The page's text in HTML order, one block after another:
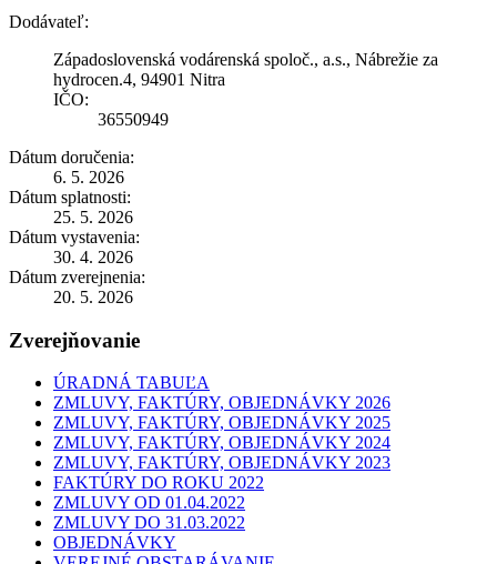
Dodávateľ:
Západoslovenská vodárenská spoloč., a.s., Nábrežie za
hydrocen.4, 94901 Nitra
IČO:
36550949
Dátum doručenia:
6. 5. 2026
Dátum splatnosti:
25. 5. 2026
Dátum vystavenia:
30. 4. 2026
Dátum zverejnenia:
20. 5. 2026
Zverejňovanie
ÚRADNÁ TABUĽA
ZMLUVY, FAKTÚRY, OBJEDNÁVKY 2026
ZMLUVY, FAKTÚRY, OBJEDNÁVKY 2025
ZMLUVY, FAKTÚRY, OBJEDNÁVKY 2024
ZMLUVY, FAKTÚRY, OBJEDNÁVKY 2023
FAKTÚRY DO ROKU 2022
ZMLUVY OD 01.04.2022
ZMLUVY DO 31.03.2022
OBJEDNÁVKY